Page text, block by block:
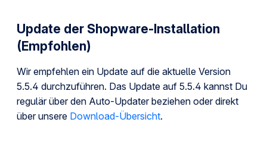
Update der Shopware-Installation
(Empfohlen)
Wir empfehlen ein Update auf die aktuelle Version
5.5.4 durchzuführen. Das Update auf 5.5.4 kannst Du
regulär über den Auto-Updater beziehen oder direkt
über unsere Download-Übersicht.